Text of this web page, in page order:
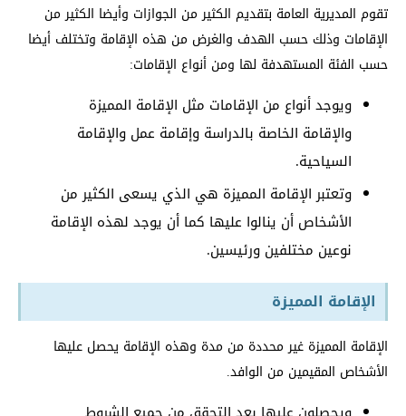
تقوم المديرية العامة بتقديم الكثير من الجوازات وأيضا الكثير من
الإقامات وذلك حسب الهدف والغرض من هذه الإقامة وتختلف أيضا
حسب الفئة المستهدفة لها ومن أنواع الإقامات:
ويوجد أنواع من الإقامات مثل الإقامة المميزة
والإقامة الخاصة بالدراسة وإقامة عمل والإقامة
السياحية.
وتعتبر الإقامة المميزة هي الذي يسعى الكثير من
الأشخاص أن ينالوا عليها كما أن يوجد لهذه الإقامة
نوعين مختلفين ورئيسين.
الإقامة المميزة
الإقامة المميزة غير محددة من مدة وهذه الإقامة يحصل عليها
الأشخاص المقيمين من الوافد.